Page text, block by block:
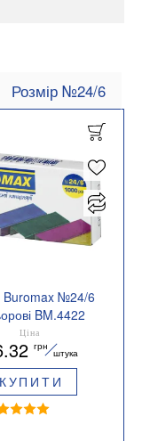
Розмір №24/6
Buromax №24/6
BM.4422
Ціна
грн
штука
КУПИТИ